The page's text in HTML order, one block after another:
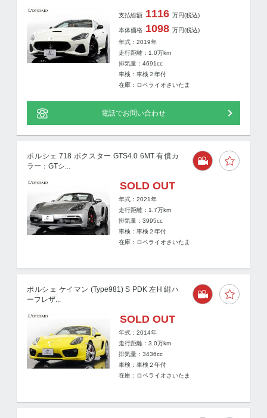
支払総額 1116 万円(税込)
本体価格 1098 万円(税込)
年式：2019年
走行距離： 1.0万km
排気量：4691cc
車検：車検２年付
在庫：ロペライオさいたま
電話でお問い合わせ
ポルシェ 718 ボクスター GTS4.0 6MT 有償カ
ラー：GTシ...
SOLD OUT
年式：2021年
走行距離： 1.7万km
排気量：3995cc
車検：車検２年付
在庫：ロペライオさいたま
ポルシェ ケイマン (Type981) S PDK 左H 紺ハ
ーフレザ...
SOLD OUT
年式：2014年
走行距離：3.0万km
排気量：3436cc
車検：車検２年付
在庫：ロペライオさいたま